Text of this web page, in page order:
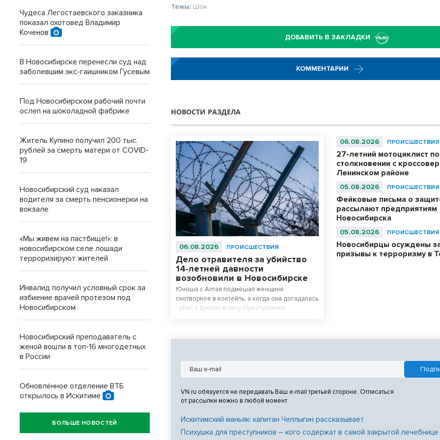
Темы: Шок
ДОБАВИТЬ В ЗАКЛАДКИ
КОММЕНТАРИИ
НОВОСТИ РАЗДЕЛА
06.08.2026 ПРОИСШЕСТВИЯ
Дело отравителя за убийство
14-летней давности
возобновили в Новосибирске
Юноша с Алтая подмешал женщине
снотворное в коктейль, а когда она догадалась
- убил и бросил в лесу. Преступление
06.08.2026 ПРОИСШЕСТВИЯ
27-летний мотоциклист
столкновении с
Ленинском районе
05.08.2026 ПРОИСШЕСТВИЯ
Фейковые письма о
рассылают предприятиям
Новосибирска
05.08.2026 ПРОИСШЕСТВИЯ
Новосибирцы осуждены
призывы к терроризму в
VN.ru обязуется не передавать Ваш e-mail третьей стороне. Отписаться
от рассылки можно в любой момент
Искитимский маньяк: капитан Чеплыгин рассказывает
Психушка для преступников – кого содержат в самой закрытой
Чудеса Легостаевского заказника
показал охотовед Владимир
Коченов
В Новосибирске перенесли суд над
заболевшим экс-гаишником Гусевым
Под Новосибирском рабочий почти
ослеп на шоколадной фабрике
Житель Купино получил 200 тыс.
рублей за смерть матери от COVID-
19
Новосибирский суд наказал
водителя за смерть пенсионерки на
вокзале
«Мы живём на пастбище!»: в
новосибирском селе лошади
терроризируют жителей
Инвалид получил условный срок за
избиение врачей протезом под
Новосибирском
Новосибирский преподаватель с
женой вошли в топ-16 многодетных
в России
Обновлённое отделение ВТБ
открылось в Искитиме
БОЛЬШЕ НОВОСТЕЙ